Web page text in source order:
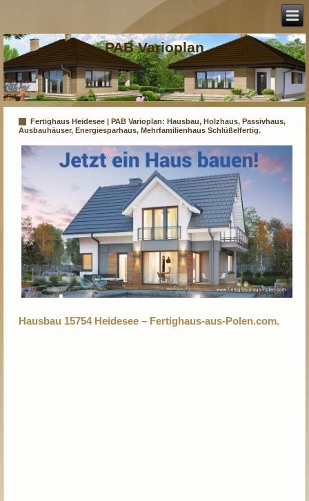
PAB Varioplan
Fertighaus Heidesee | PAB Varioplan: Hausbau, Holzhaus, Passivhaus,
Ausbauhäuser, Energiesparhaus, Mehrfamilienhaus Schlüßelfertig.
Hausbau 15754 Heidesee – Fertighaus-aus-Polen.com.